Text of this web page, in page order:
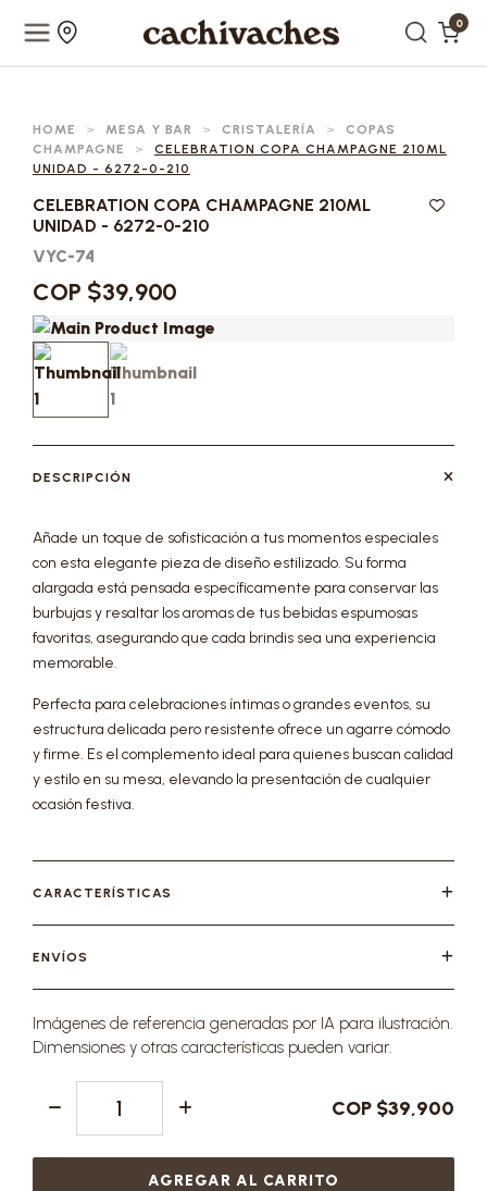
0
HOME > MESA Y BAR > CRISTALERÍA >
COPAS
CHAMPAGNE
>
CELEBRATION COPA CHAMPAGNE 210ML
UNIDAD - 6272-0-210
CELEBRATION COPA CHAMPAGNE 210ML
UNIDAD - 6272-0-210
VYC-74
COP $39,900
DESCRIPCIÓN
Añade un toque de sofisticación a tus momentos especiales
con esta elegante pieza de diseño estilizado. Su forma
alargada está pensada específicamente para conservar las
burbujas y resaltar los aromas de tus bebidas espumosas
favoritas, asegurando que cada brindis sea una experiencia
memorable.
Perfecta para celebraciones íntimas o grandes eventos, su
estructura delicada pero resistente ofrece un agarre cómodo
y firme. Es el complemento ideal para quienes buscan calidad
y estilo en su mesa, elevando la presentación de cualquier
ocasión festiva.
CARACTERÍSTICAS
ENVÍOS
Imágenes de referencia generadas por IA para ilustración.
Dimensiones y otras características pueden variar.
COP $39,900
AGREGAR AL CARRITO